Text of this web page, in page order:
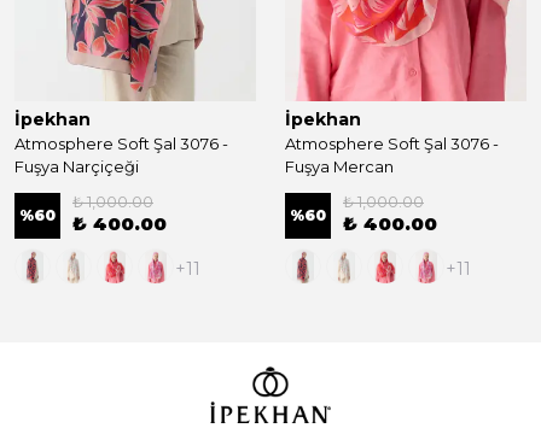
İpekhan
Atmosphere Soft Şal 3076 -
Fuşya Narçiçeği
%60
₺ 1,000.00
₺ 400.00
+11
İpekhan
Atmosphere Soft Şal 3076 -
Fuşya Mercan
%60
₺ 1,000.00
₺ 400.00
+11